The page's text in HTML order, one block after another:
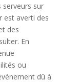
sur
est averti des
des
En
ou
dû à